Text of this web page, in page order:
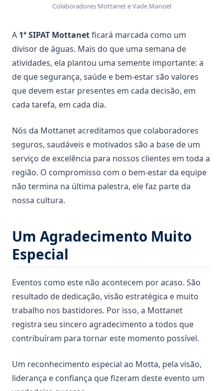
Colaboradores Mottanet e Vade Manoel
A 1ª SIPAT Mottanetficará marcada como um
divisor de águas. Mais do que uma semana de
atividades, ela plantou uma semente importante: a
de que segurança, saúde e bem-estar são valores
que devem estar presentes em cada decisão, em
cada tarefa, em cada dia.
Nós da Mottanet acreditamos que colaboradores
seguros, saudáveis e motivados são a base de um
serviço de excelência para nossos clientes em toda a
região. O compromisso com o bem-estar da equipe
não termina na última palestra, ele faz parte da
nossa cultura.
Um Agradecimento Muito
Especial
Eventos como este não acontecem por acaso. São
resultado de dedicação, visão estratégica e muito
trabalho nos bastidores. Por isso, a Mottanet
registra seu sincero agradecimento a todos que
contribuíram para tornar este momento possível.
Um reconhecimento especial ao Motta, pela visão,
liderança e confiança que fizeram deste evento um